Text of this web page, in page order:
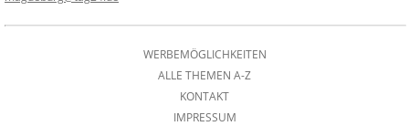
WERBEMÖGLICHKEITEN
ALLE THEMEN A-Z
KONTAKT
IMPRESSUM